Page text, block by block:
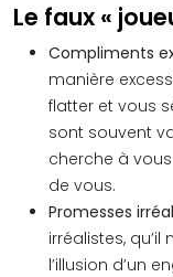
Le faux «
Compliments
manière
flatter et vous
sont souvent
cherche à
de vous.
Promesses
irréalistes,
l’illusion d’un